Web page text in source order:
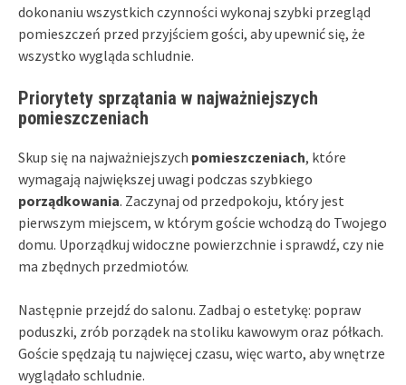
dokonaniu wszystkich czynności wykonaj szybki przegląd
pomieszczeń przed przyjściem gości, aby upewnić się, że
wszystko wygląda schludnie.
Priorytety sprzątania w najważniejszych
pomieszczeniach
Skup się na najważniejszych pomieszczeniach, które
wymagają największej uwagi podczas szybkiego
porządkowania. Zaczynaj od przedpokoju, który jest
pierwszym miejscem, w którym goście wchodzą do Twojego
domu. Uporządkuj widoczne powierzchnie i sprawdź, czy nie
ma zbędnych przedmiotów.
Następnie przejdź do salonu. Zadbaj o estetykę: popraw
poduszki, zrób porządek na stoliku kawowym oraz półkach.
Goście spędzają tu najwięcej czasu, więc warto, aby wnętrze
wyglądało schludnie.